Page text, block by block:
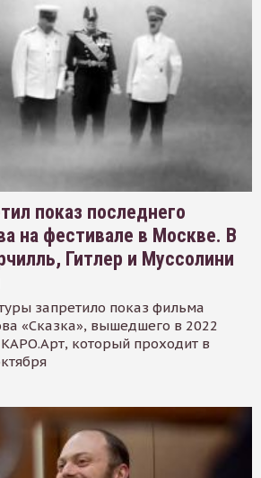
показ последнего
на фестивале в Москве. В
Гитлер и Муссолини
запретило показ фильма
«Сказка», вышедшего в 2022
который проходит в